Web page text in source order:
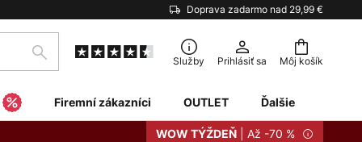
Doprava zadarmo nad 29,99 €
Môj košík
Hľadať Služby Prihlásiť sa
Firemní zákazníci OUTLET Ďalšie
WOW TÝŽDEŇ | Až -70 %